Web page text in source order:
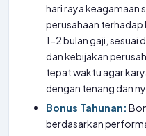
hari raya keagamaan
perusahaan terhadap
1-2 bulan gaji, sesuai
dan kebijakan
tepat waktu agar
dengan tenang dan
Bonus Tahunan:
berdasarkan